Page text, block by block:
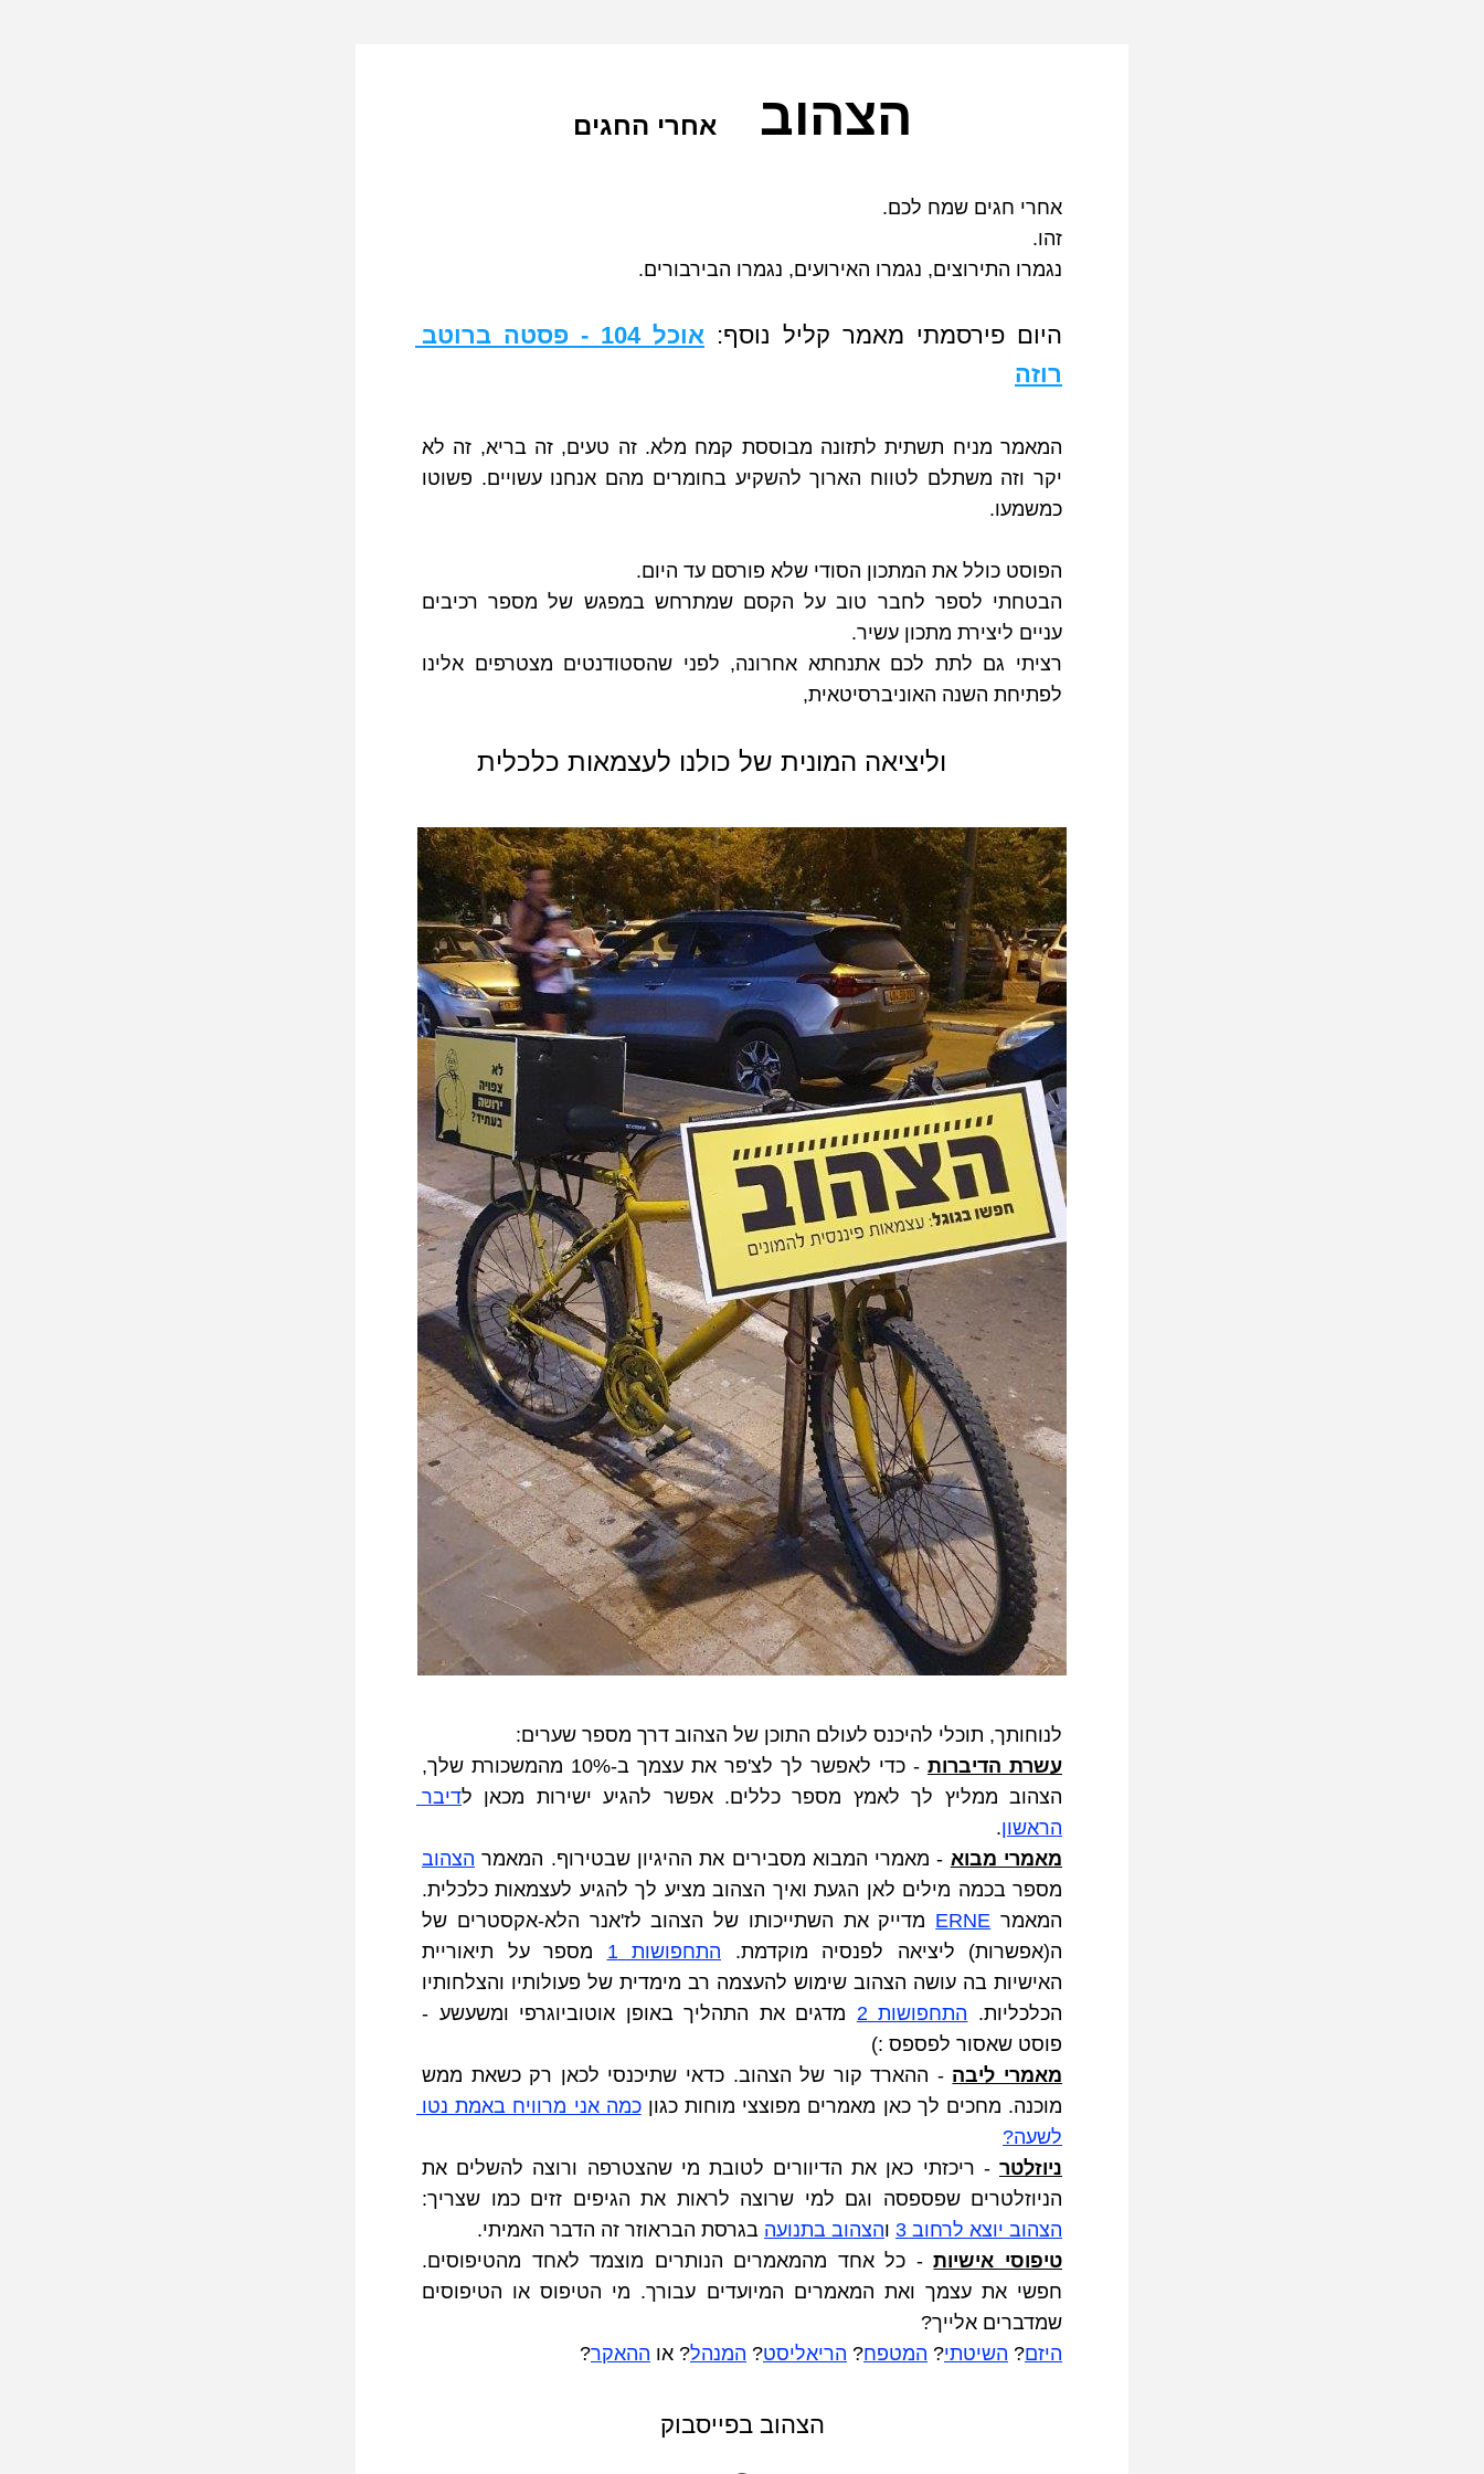
הצהוב אחרי החגים
אחרי חגים שמח לכם.
זהו.
נגמרו התירוצים, נגמרו האירועים, נגמרו הבירבורים.
היום פירסמתי מאמר קליל נוסף:
רוזה
כמשמעו.
הפוסט כולל את המתכון הסודי שלא פורסם עד היום.
עניים ליצירת מתכון עשיר.
לפתיחת השנה האוניברסיטאית,
וליציאה המונית של כולנו לעצמאות כלכלית
לנוחותך, תוכלי להיכנס לעולם התוכן של הצהוב דרך מספר שערים:
עשרת הדיברות - כדי לאפשר ל
הצהוב ממליץ לך לאמץ מספר כללים. אפשר להגיע ישירות מכאן ל
הראשון.
מאמרי מבוא - מאמרי המבוא מסבירים את ההיגיון שבטירוף. המאמר הצהוב
המאמר ERNE
ה(אפשרות) ליציאה לפנסיה מוקדמת. התחפושות 1
הכלכליות. התחפושות 2
פוסט שאסור לפספס :)
מאמרי ליבה
מוכנה. מחכים לך כאן מאמרים מפוצצי מוחות כגון
לשעה?
ניוזלטר
הניוזלטרים שפספסה וגם למי שרוצה לראות את הגיפים זזים כמו שצריך:
הצהוב יוצא לרחוב 3
והצהוב בתנועה בגרסת הבראוזר זה הדבר האמיתי.
טיפוסי אישיות
שמדברים אלייך?
היזם? השיטתי? המטפח? הריאליסט? המנהל? או ההאקר?
הצהוב בפייסבוק